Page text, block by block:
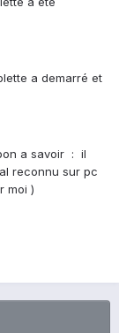
a demarré et
a savoir : il
reconnu sur pc
moi )